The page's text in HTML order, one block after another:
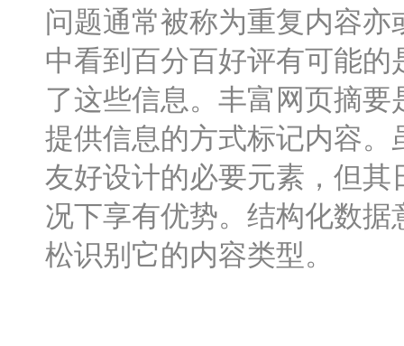
问题通常被称为重复内容
中看到百分百好评有可能
了这些信息。丰富网页摘
提供信息的方式标记内容
友好设计的必要元素，但
况下享有优势。结构化数
松识别它的内容类型。